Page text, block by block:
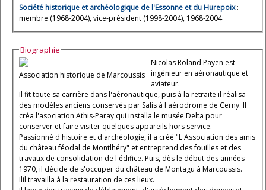
Société historique et archéologique de l'Essonne et du Hurepoix:
membre (1968-2004), vice-président (1998-2004), 1968-2004
Biographie
Association historique de Marcoussis
Nicolas Roland Payen est
ingénieur en aéronautique et
aviateur.
Il fit toute sa carrière dans l'aéronautique, puis à la retraite il réalisa
des modèles anciens conservés par Salis à l'aérodrome de Cerny. Il
créa l'asociation Athis-Paray qui installa le musée Delta pour
conserver et faire visiter quelques appareils hors service.
Passionné d'histoire et d'archéologie, il a créé "L'Association des amis
du château féodal de Montlhéry" et entreprend des fouilles et des
travaux de consolidation de l'édifice. Puis, dès le début des années
1970, il décide de s'occuper du château de Montagu à Marcoussis.
Ilil travailla à la restauration de ces lieux.